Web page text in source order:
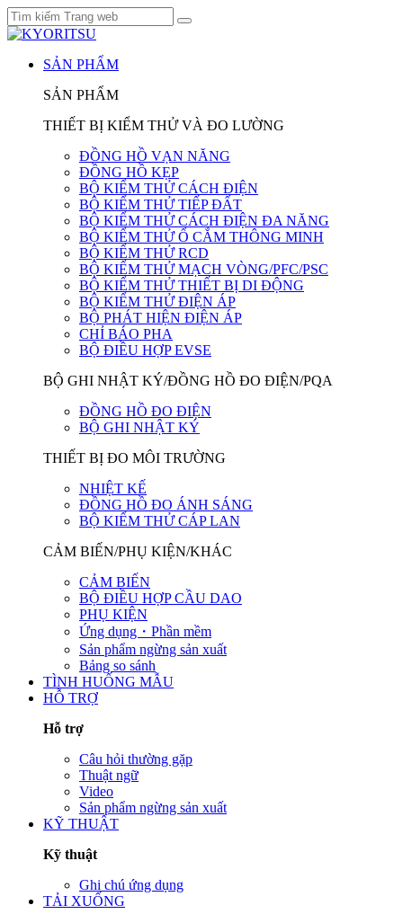
SẢN PHẨM
SẢN PHẨM
THIẾT BỊ KIỂM THỬ VÀ ĐO LƯỜNG
ĐỒNG HỒ VẠN NĂNG
ĐỒNG HỒ KẸP
BỘ KIỂM THỬ CÁCH ĐIỆN
BỘ KIỂM THỬ TIẾP ĐẤT
BỘ KIỂM THỬ CÁCH ĐIỆN ĐA NĂNG
BỘ KIỂM THỬ Ổ CẮM THÔNG MINH
BỘ KIỂM THỬ RCD
BỘ KIỂM THỬ MẠCH VÒNG/PFC/PSC
BỘ KIỂM THỬ THIẾT BỊ DI ĐỘNG
BỘ KIỂM THỬ ĐIỆN ÁP
BỘ PHÁT HIỆN ĐIỆN ÁP
CHỈ BÁO PHA
BỘ ĐIỀU HỢP EVSE
BỘ GHI NHẬT KÝ/ĐỒNG HỒ ĐO ĐIỆN/PQA
ĐỒNG HỒ ĐO ĐIỆN
BỘ GHI NHẬT KÝ
THIẾT BỊ ĐO MÔI TRƯỜNG
NHIỆT KẾ
ĐỒNG HỒ ĐO ÁNH SÁNG
BỘ KIỂM THỬ CÁP LAN
CẢM BIẾN/PHỤ KIỆN/KHÁC
CẢM BIẾN
BỘ ĐIỀU HỢP CẦU DAO
PHỤ KIỆN
Ứng dụng・Phần mềm
Sản phẩm ngừng sản xuất
Bảng so sánh
TÌNH HUỐNG MẪU
HỖ TRỢ
Hỗ trợ
Câu hỏi thường gặp
Thuật ngữ
Video
Sản phẩm ngừng sản xuất
KỸ THUẬT
Kỹ thuật
Ghi chú ứng dụng
TẢI XUỐNG